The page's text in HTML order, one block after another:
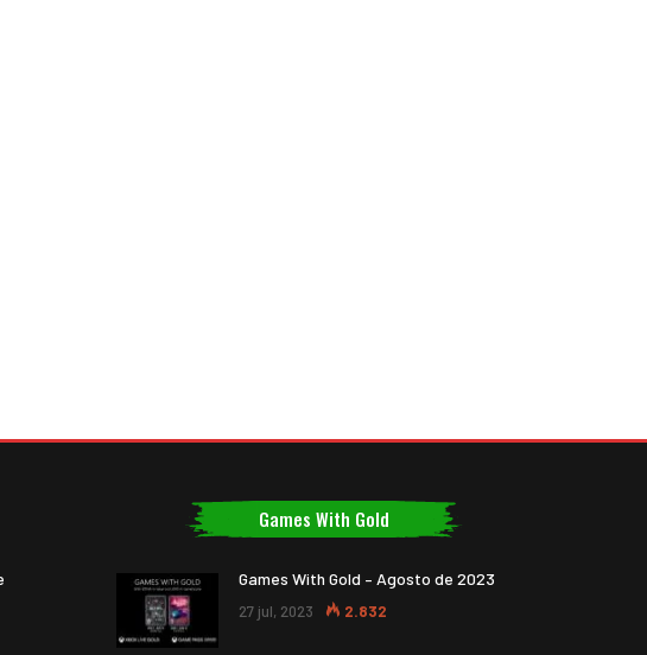
Games With Gold
Games With Gold – Agosto de 2023
27 jul, 2023 2.832